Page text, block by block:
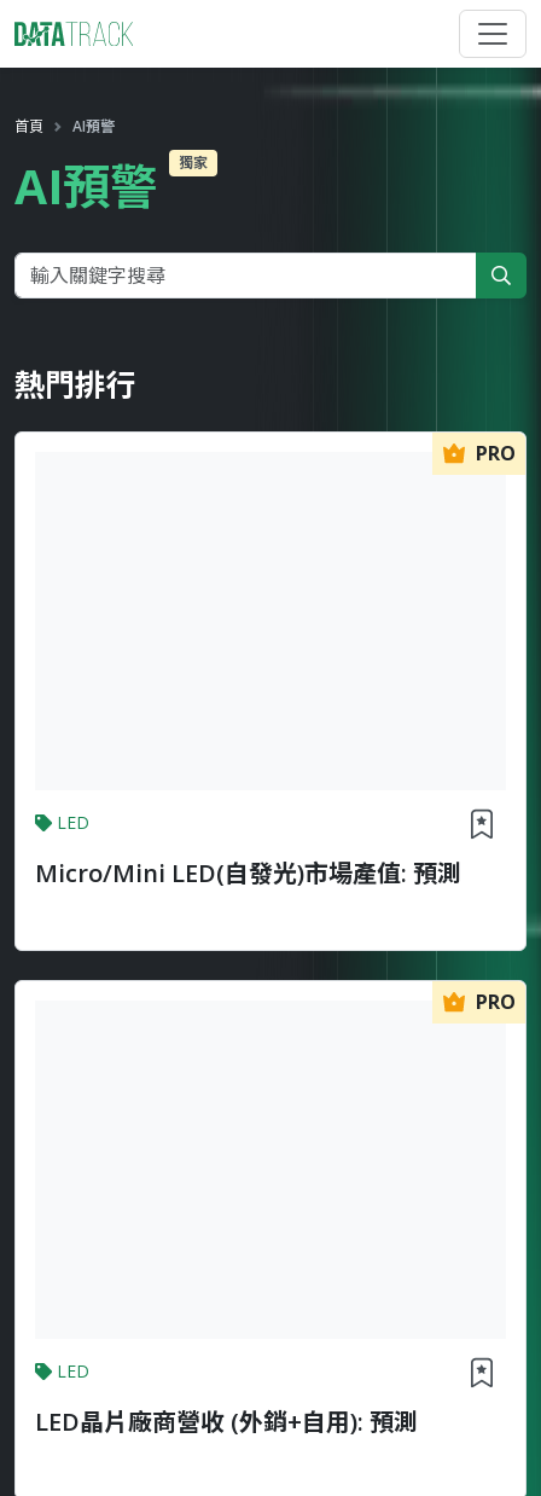
首頁 AI預警
AI預警 獨家
熱門排行
PRO
LED
Micro/Mini LED(自發光)市場產值: 預測
PRO
LED
LED晶片廠商營收 (外銷+自用): 預測